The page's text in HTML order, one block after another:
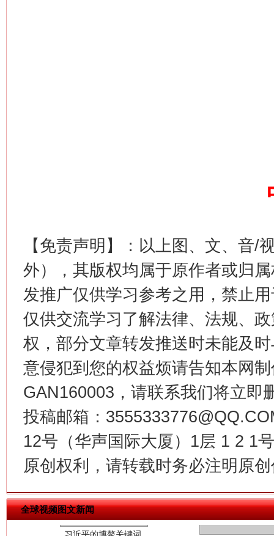
【免责声明】：以上图、文、音/
外），其版权均属于原作者或归
发推广仅供学习参考之用，禁止
仅供交流学习了解法律、法规、
权，部分文章转发推送时未能及
意侵犯到您的权益烦请告知本网
GAN160003，请联系我们将立即
投稿邮箱：
12号（华声国际大厦）1层 1 2 1
原创权利，请转载时务必注明原
全球视频图文新闻
今
习近平的博鳌关键词
魏明亮